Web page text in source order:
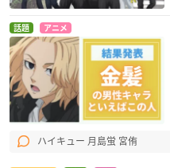
話題 アニメ
ハイキュー 月島蛍 宮侑